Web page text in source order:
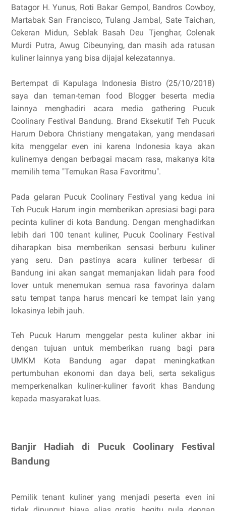
Batagor H. Yunus, Roti Bakar Gempol, Bandros Cowboy,
Martabak San Francisco, Tulang Jambal, Sate Taichan,
Cekeran Midun, Seblak Basah Deu Tjenghar, Colenak
Murdi Putra, Awug Cibeunying, dan masih ada ratusan
kuliner lainnya yang bisa dijajal kelezatannya.
Bertempat di Kapulaga Indonesia Bistro (25/10/2018)
saya dan teman-teman food Blogger beserta media
lainnya menghadiri acara media gathering Pucuk
Coolinary Festival Bandung. Brand Eksekutif Teh Pucuk
Harum Debora Christiany mengatakan, yang mendasari
kita menggelar even ini karena Indonesia kaya akan
kulinernya dengan berbagai macam rasa, makanya kita
memilih tema "Temukan Rasa Favoritmu".
Pada gelaran Pucuk Coolinary Festival yang kedua ini
Teh Pucuk Harum ingin memberikan apresiasi bagi para
pecinta kuliner di kota Bandung. Dengan menghadirkan
lebih dari 100 tenant kuliner, Pucuk Coolinary Festival
diharapkan bisa memberikan sensasi berburu kuliner
yang seru. Dan pastinya acara kuliner terbesar di
Bandung ini akan sangat memanjakan lidah para food
lover untuk menemukan semua rasa favorinya dalam
satu tempat tanpa harus mencari ke tempat lain yang
lokasinya lebih jauh.
Teh Pucuk Harum menggelar pesta kuliner akbar ini
dengan tujuan untuk memberikan ruang bagi para
UMKM Kota Bandung agar dapat meningkatkan
pertumbuhan ekonomi dan daya beli, serta sekaligus
memperkenalkan kuliner-kuliner favorit khas Bandung
kepada masyarakat luas.
Banjir Hadiah di Pucuk Coolinary Festival
Bandung
Pemilik tenant kuliner yang menjadi peserta even ini